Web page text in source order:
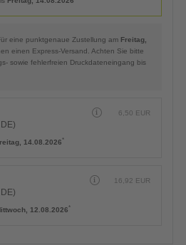
eine punktgenaue Zustellung am Freitag,
einen Express-Versand. Achten Sie bitte
sowie fehlerfreien Druckdateneingang bis
6,50 EUR
14.08.2026*
16,92 EUR
12.08.2026*